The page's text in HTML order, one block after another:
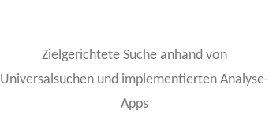
Zielgerichtete Suche anhand von
Universalsuchen und implementierten Analyse-
Apps